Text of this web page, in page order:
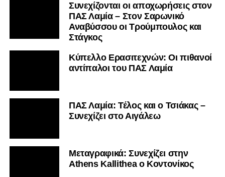
Συνεχίζονται οι αποχωρήσεις στον
ΠΑΣ Λαμία – Στον Σαρωνικό
Αναβύσσου οι Τρούμπουλος και
Στάγκος
Κύπελλο Ερασιτεχνών: Οι πιθανοί
αντίπαλοι του ΠΑΣ Λαμία
ΠΑΣ Λαμία: Τέλος και ο Τσιάκας –
Συνεχίζει στο Αιγάλεω
Mεταγραφικά: Συνεχίζει στην
Athens Kallithea ο Κοντονίκος